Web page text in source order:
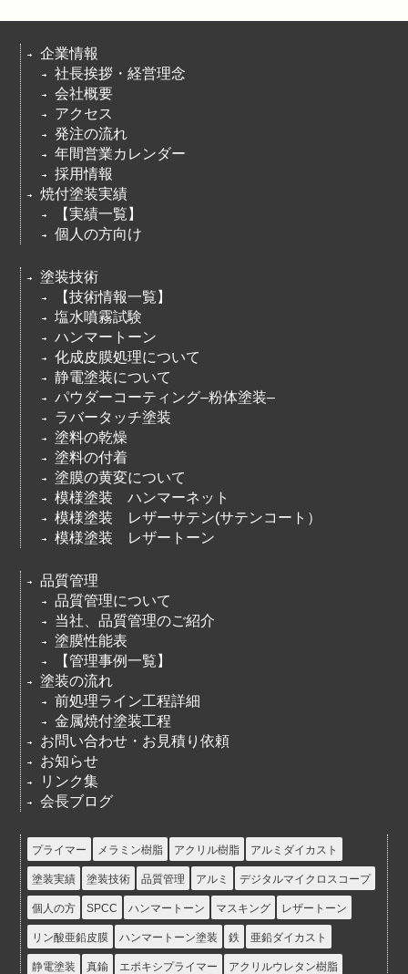
企業情報
社長挨拶・経営理念
会社概要
アクセス
発注の流れ
年間営業カレンダー
採用情報
焼付塗装実績
【実績一覧】
個人の方向け
塗装技術
【技術情報一覧】
塩水噴霧試験
ハンマートーン
化成皮膜処理について
静電塗装について
パウダーコーティング–粉体塗装–
ラバータッチ塗装
塗料の乾燥
塗料の付着
塗膜の黄変について
模様塗装 ハンマーネット
模様塗装 レザーサテン(サテンコート）
模様塗装 レザートーン
品質管理
品質管理について
当社、品質管理のご紹介
塗膜性能表
【管理事例一覧】
塗装の流れ
前処理ライン工程詳細
金属焼付塗装工程
お問い合わせ・お見積り依頼
お知らせ
リンク集
会長ブログ
プライマー メラミン樹脂 アクリル樹脂 アルミダイカスト
塗装実績 塗装技術 品質管理 アルミ デジタルマイクロスコープ
個人の方 SPCC ハンマートーン マスキング レザートーン
リン酸亜鉛皮膜 ハンマートーン塗装 鉄 亜鉛ダイカスト
静電塗装 真鍮 エポキシプライマー アクリルウレタン樹脂